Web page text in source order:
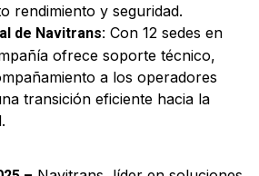
rendimiento y seguridad.
de Navitrans: Con 12 sedes en
ofrece soporte técnico,
a los operadores
transición eficiente hacia la